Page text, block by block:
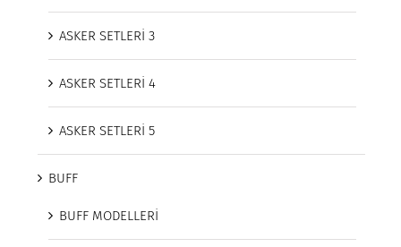
ASKER SETLERİ 3
ASKER SETLERİ 4
ASKER SETLERİ 5
BUFF
BUFF MODELLERİ